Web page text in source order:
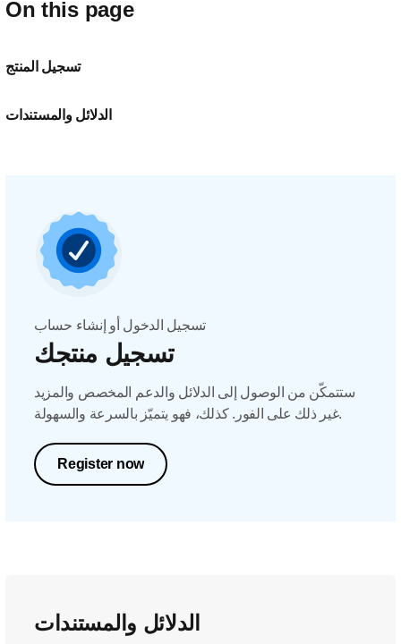
On this page
تسجيل المنتج
الدلائل والمستندات
تسجيل الدخول أو إنشاء حساب
تسجيل منتجك
ستتمكّن من الوصول إلى الدلائل والدعم المخصص والمزيد
غير ذلك على الفور. كذلك، فهو يتميّز بالسرعة والسهولة.
Register now
الدلائل والمستندات